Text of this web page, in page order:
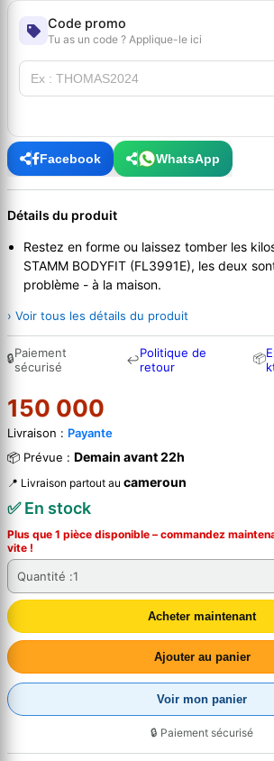
Code promo
Tu as un code ? Applique-le ici
Facebook WhatsApp
Détails du produit
Restez en forme ou laissez tomber les
STAMM BODYFIT (FL3991E), les deux
problème - à la maison.
› Voir tous les détails du produit
🔒Paiement
sécurisé
↩Politique de
retour
📦
150 000
Livraison : Payante
📦 Prévue : Demain avant 22h
📍 Livraison partout au cameroun
✅ En stock
Plus que 1 pièce disponible – commandez
vite !
Quantité :1
Acheter maintenant
Ajouter au panier
Voir mon panier
🔒 Paiement sécurisé